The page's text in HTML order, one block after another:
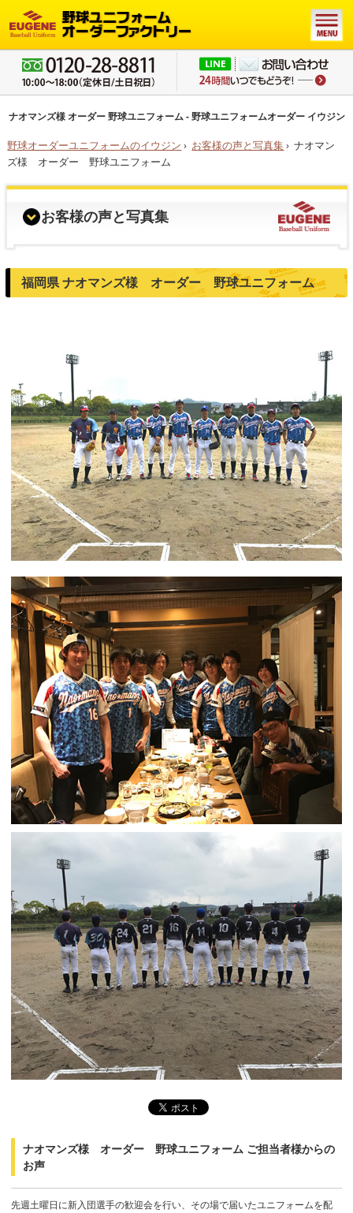
ナオマンズ様 オーダー 野球ユニフォーム - 野球ユニフォームオーダー イウジン
野球オーダーユニフォームのイウジン › お客様の声と写真集› ナオマン
ズ様 オーダー 野球ユニフォーム
お客様の声と写真集
福岡県 ナオマンズ様 オーダー 野球ユニフォーム
ナオマンズ様 オーダー 野球ユニフォーム ご担当者様からの
お声
先週土曜日に新入団選手の歓迎会を行い、その場で届いたユニフォームを配